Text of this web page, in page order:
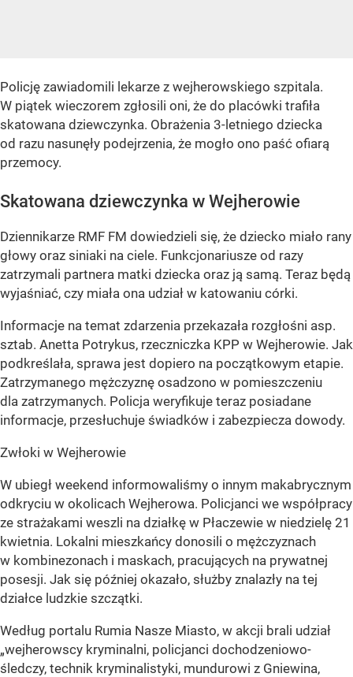
Policję zawiadomili lekarze z wejherowskiego szpitala.
W piątek wieczorem zgłosili oni, że do placówki trafiła
skatowana dziewczynka. Obrażenia 3-letniego dziecka
od razu nasunęły podejrzenia, że mogło ono paść ofiarą
przemocy.
Skatowana dziewczynka w Wejherowie
Dziennikarze RMF FM dowiedzieli się, że dziecko miało rany
głowy oraz siniaki na ciele. Funkcjonariusze od razy
zatrzymali partnera matki dziecka oraz ją samą. Teraz będą
wyjaśniać, czy miała ona udział w katowaniu córki.
Informacje na temat zdarzenia przekazała rozgłośni asp.
sztab. Anetta Potrykus, rzeczniczka KPP w Wejherowie. Jak
podkreślała, sprawa jest dopiero na początkowym etapie.
Zatrzymanego mężczyznę osadzono w pomieszczeniu
dla zatrzymanych. Policja weryfikuje teraz posiadane
informacje, przesłuchuje świadków i zabezpiecza dowody.
Zwłoki w Wejherowie
W ubiegł weekend informowaliśmy o innym makabrycznym
odkryciu w okolicach Wejherowa. Policjanci we współpracy
ze strażakami weszli na działkę w Płaczewie w niedzielę 21
kwietnia. Lokalni mieszkańcy donosili o mężczyznach
w kombinezonach i maskach, pracujących na prywatnej
posesji. Jak się później okazało, służby znalazły na tej
działce ludzkie szczątki.
Według portalu Rumia Nasze Miasto, w akcji brali udział
„wejherowscy kryminalni, policjanci dochodzeniowo-
śledczy, technik kryminalistyki, mundurowi z Gniewina,